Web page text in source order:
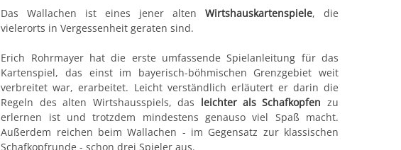
Das Wallachen ist eines jener alten Wirtshauskartenspiele, die
vielerorts in Vergessenheit geraten sind.
Erich Rohrmayer hat die erste umfassende Spielanleitung für das
Kartenspiel, das einst im bayerisch-böhmischen Grenzgebiet weit
verbreitet war, erarbeitet. Leicht verständlich erläutert er darin die
Regeln des alten Wirtshausspiels, das leichter als Schafkopfen zu
erlernen ist und trotzdem mindestens genauso viel Spaß macht.
Außerdem reichen beim Wallachen - im Gegensatz zur klassischen
Schafkopfrunde - schon drei Spieler aus.